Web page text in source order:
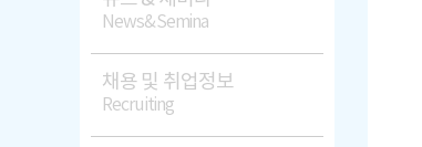
News&Semina
채용 및 취업정보
Recruiting